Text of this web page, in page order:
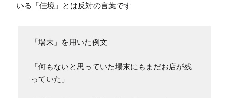
いる「佳境」とは反対の言葉です
「場末」を用いた例文
「何もないと思っていた場末にもまだお店が残
っていた」